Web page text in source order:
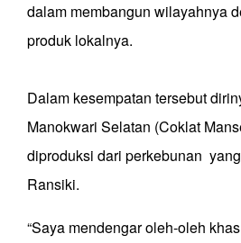
dalam membangun wilayahnya
produk lokalnya.
Dalam kesempatan tersebut
Manokwari Selatan (Coklat
diproduksi dari perkebunan
Ransiki.
“Saya mendengar oleh-oleh